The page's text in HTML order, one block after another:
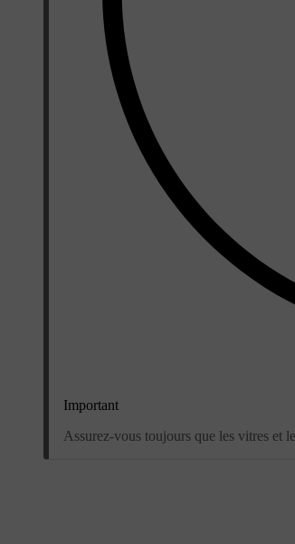
Important
Assurez-vous toujours que les vitres et